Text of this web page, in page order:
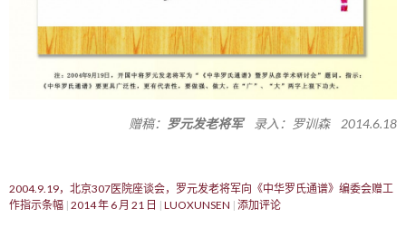
赠稿： 罗元发老将军录入：罗训森 2014.6.18
2004.9.19，北京307医院座谈会，罗元发老将军向《中华罗氏通谱》编委会赠工
作指示条幅 2014 年 6 月 21 日 LUOXUNSEN 添加评论